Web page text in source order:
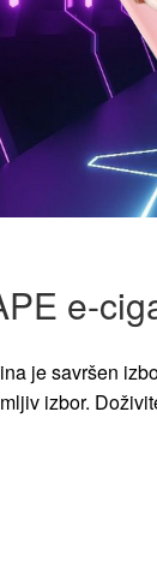
e-
je savršen
izbor.